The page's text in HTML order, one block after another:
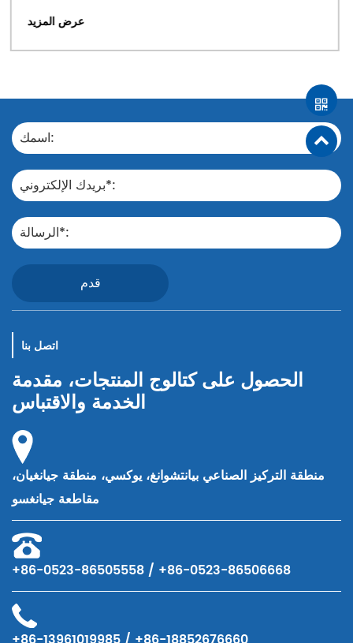
قدم
اتصل بنا
الحصول على كتالوج المنتجات، مقدمة
الخدمة والاقتباس
منطقة التركيز الصناعي بيانتشوانغ، يوكسي، منطقة جيانغيان،
مقاطعة جيانغسو
+86-0523-86505558 / +86-0523-86506668